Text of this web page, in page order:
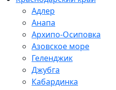
Адлер
Анапа
Архипо-Осиповка
Азовское море
Геленджик
Джубга
Кабардинка